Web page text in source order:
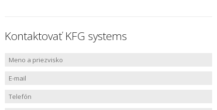
Kontaktovať KFG systems